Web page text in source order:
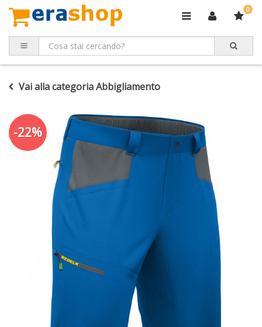
0
Vai alla categoria Abbigliamento
-22%